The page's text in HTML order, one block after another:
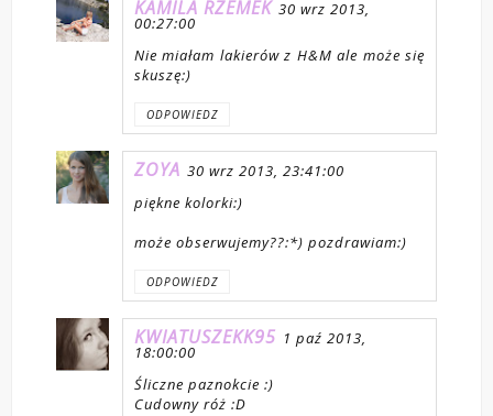
KAMILA RZEMEK 30 wrz 2013,
00:27:00
Nie miałam lakierów z H&M ale może się
skuszę:)
ODPOWIEDZ
ZOYA 30 wrz 2013, 23:41:00
piękne kolorki:)
może obserwujemy??:*) pozdrawiam:)
ODPOWIEDZ
KWIATUSZEKK95 1 paź 2013,
18:00:00
Śliczne paznokcie :)
Cudowny róż :D